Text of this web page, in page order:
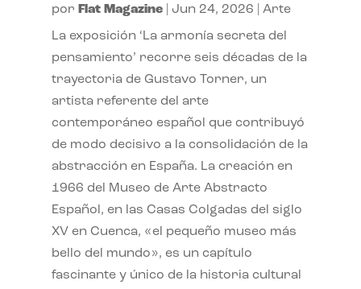
por Flat Magazine| Jun 24, 2026 Arte
La exposición ‘La armonía secreta del
pensamiento’ recorre seis décadas de la
trayectoria de Gustavo Torner, un
artista referente del arte
contemporáneo español que contribuyó
de modo decisivo a la consolidación de la
abstracción en España. La creación en
1966 del Museo de Arte Abstracto
Español, en las Casas Colgadas del siglo
XV en Cuenca, «el pequeño museo más
bello del mundo», es un capítulo
fascinante y único de la historia cultural